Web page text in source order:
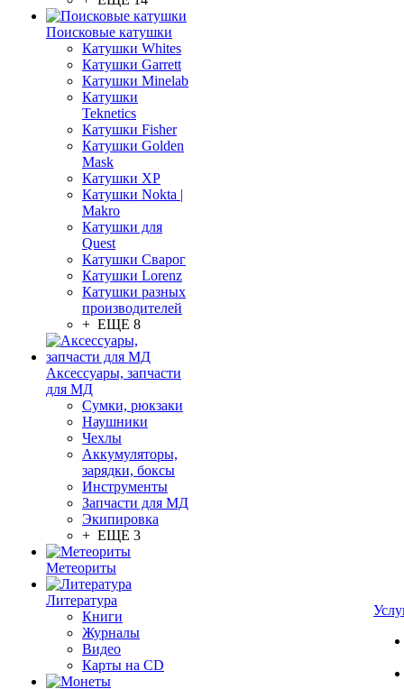
Поисковые катушки
Катушки Whites
Катушки Garrett
Катушки Minelab
Катушки
Teknetics
Катушки Fisher
Катушки Golden
Mask
Катушки XP
Катушки Nokta |
Makro
Катушки для
Quest
Катушки Сварог
Катушки Lorenz
Катушки разных
производителей
+ ЕЩЕ 8
Аксессуары, запчасти
для МД
Сумки, рюкзаки
Наушники
Чехлы
Аккумуляторы,
зарядки, боксы
Инструменты
Запчасти для МД
Экипировка
+ ЕЩЕ 3
Метеориты
Литература
Книги
Журналы
Видео
Карты на CD